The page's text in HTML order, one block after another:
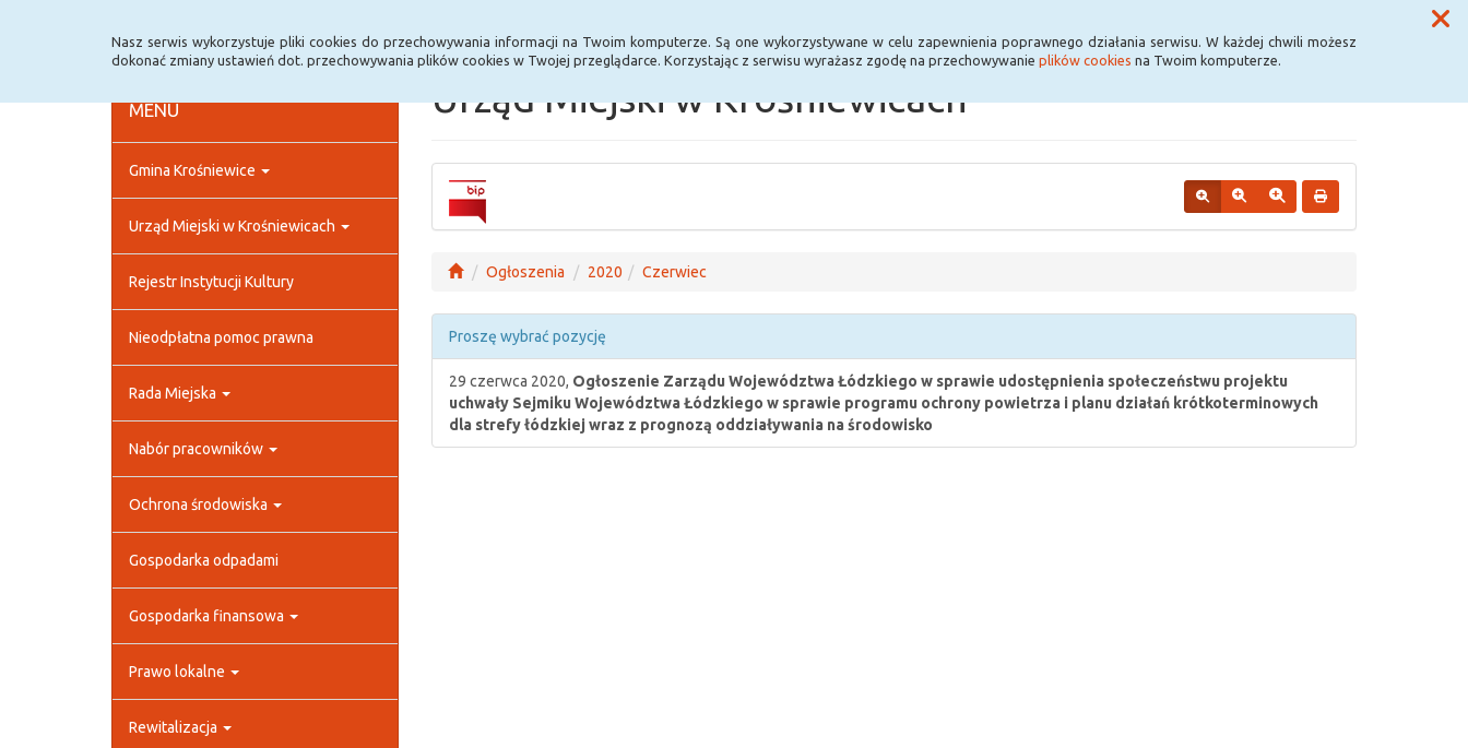
Nasz serwis wykorzystuje pliki cookies do przechowywania informacji na Twoim komputerze. Są one wykorzystywane w celu zapewnienia poprawnego działania serwisu. W każdej chwili możesz
dokonać zmiany ustawień dot. przechowywania plików cookies w Twojej przeglądarce. Korzystając z serwisu wyrażasz zgodę na przechowywanie plików cookies na Twoim komputerze.
MENU
Gmina Krośniewice
Urząd Miejski w Krośniewicach
Rejestr Instytucji Kultury
Nieodpłatna pomoc prawna
Rada Miejska
Nabór pracowników
Ochrona środowiska
Gospodarka odpadami
Gospodarka finansowa
Prawo lokalne
Rewitalizacja
Urząd Miejski w Krośniewicach
Ogłoszenia 2020 Czerwiec
Proszę wybrać pozycję
29 czerwca 2020, Ogłoszenie Zarządu Województwa Łódzkiego w sprawie udostępnienia społeczeństwu projektu
uchwały Sejmiku Województwa Łódzkiego w sprawie programu ochrony powietrza i planu działań krótkoterminowych
dla strefy łódzkiej wraz z prognozą oddziaływania na środowisko